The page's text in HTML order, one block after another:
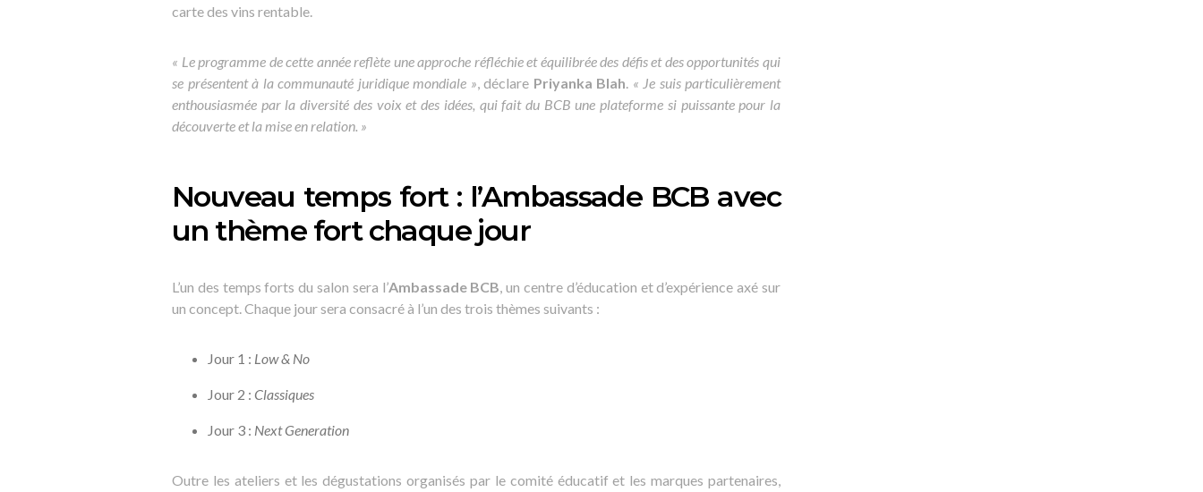
carte des vins rentable.
« Le programme de cette année reflète une approche réfléchie et équilibrée des défis et des opportunités qui
se présentent à la communauté juridique mondiale », déclare Priyanka Blah. « Je suis particulièrement
enthousiasmée par la diversité des voix et des idées, qui fait du BCB une plateforme si puissante pour la
découverte et la mise en relation. »
Nouveau temps fort : l’Ambassade BCB avec
un thème fort chaque jour
L’un des temps forts du salon sera l’Ambassade BCB, un centre d’éducation et d’expérience axé sur
un concept. Chaque jour sera consacré à l’un des trois thèmes suivants :
Jour 1 : Low & No
Jour 2 : Classiques
Jour 3 : Next Generation
Outre les ateliers et les dégustations organisés par le comité éducatif et les marques partenaires,